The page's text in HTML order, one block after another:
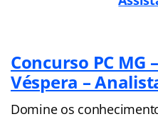
Concurso PC MG
Véspera –
Domine os